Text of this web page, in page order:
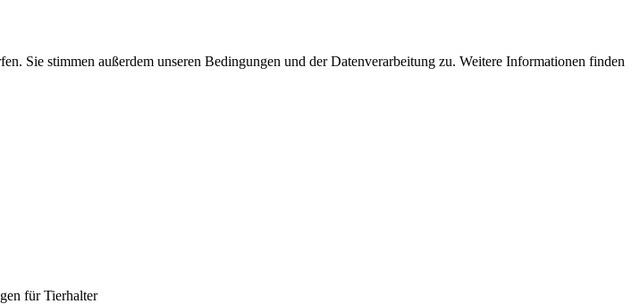
Sie stimmen außerdem unseren Bedingungen und der Datenverarbeitung zu. Weitere Informationen finden
für Tierhalter